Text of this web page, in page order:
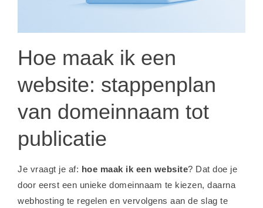
Hoe maak ik een
website: stappenplan
van domeinnaam tot
publicatie
Je vraagt je af: hoe maak ik een website? Dat doe je
door eerst een unieke domeinnaam te kiezen, daarna
webhosting te regelen en vervolgens aan de slag te